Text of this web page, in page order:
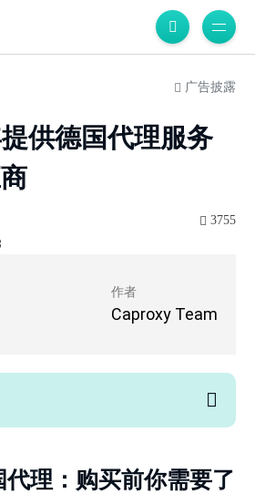
广告披露
供德国代理服务
作者
Caproxy Team
3755
理：购买前你需要了